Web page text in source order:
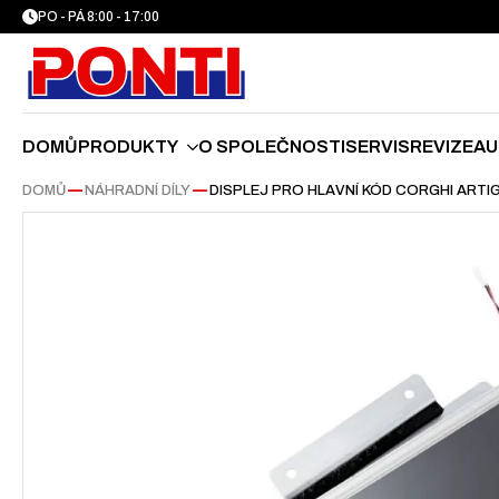
PO - PÁ 8:00 - 17:00
DOMŮPRODUKTY O SPOLEČNOSTISERVISREVIZE
DOMŮ—NÁHRADNÍ DÍLY—DISPLEJ PRO HLAVNÍ KÓD CORGHI